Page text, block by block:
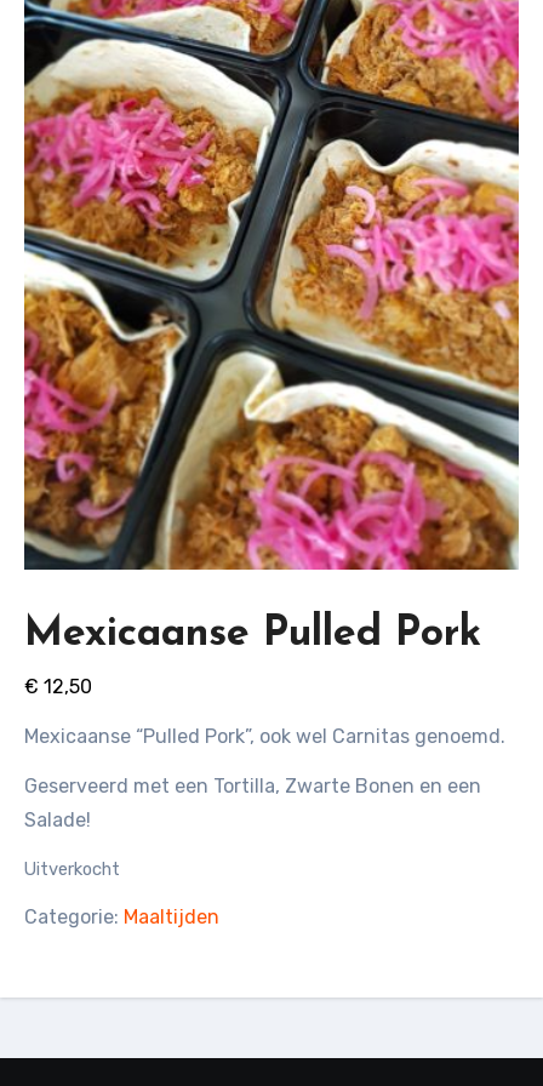
Mexicaanse Pulled Pork
€ 12,50
Mexicaanse “Pulled Pork”, ook wel Carnitas genoemd.
Geserveerd met een Tortilla, Zwarte Bonen en een
Salade!
Uitverkocht
Categorie: Maaltijden